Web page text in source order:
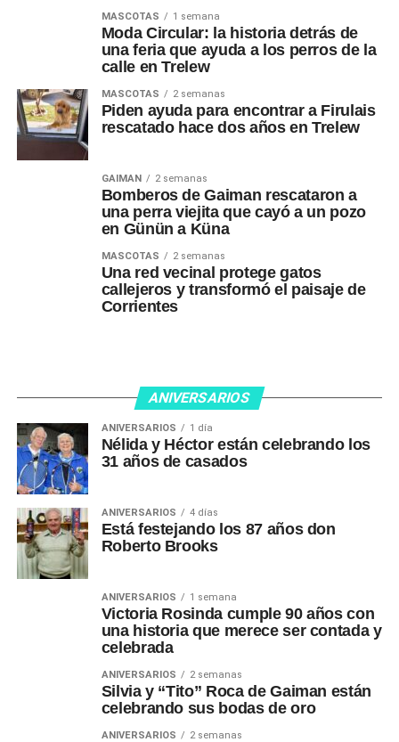
MASCOTAS 1 semana
Moda Circular: la historia detrás de
una feria que ayuda a los perros de la
calle en Trelew
MASCOTAS 2 semanas
Piden ayuda para encontrar a Firulais
rescatado hace dos años en Trelew
GAIMAN 2 semanas
Bomberos de Gaiman rescataron a
una perra viejita que cayó a un pozo
en Günün a Küna
MASCOTAS 2 semanas
Una red vecinal protege gatos
callejeros y transformó el paisaje de
Corrientes
ANIVERSARIOS
ANIVERSARIOS 1 día
Nélida y Héctor están celebrando los
31 años de casados
ANIVERSARIOS 4 días
Está festejando los 87 años don
Roberto Brooks
ANIVERSARIOS 1 semana
Victoria Rosinda cumple 90 años con
una historia que merece ser contada y
celebrada
ANIVERSARIOS 2 semanas
Silvia y “Tito” Roca de Gaiman están
celebrando sus bodas de oro
ANIVERSARIOS 2 semanas